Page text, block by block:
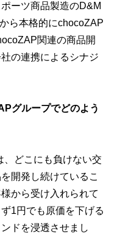
ーツ商品製造のD&M
ら本格的にchocoZAP
関連の商品開
の連携によるシナジ
グループでどのよう
どこにも負けない交
開発し続けているこ
から受け入れられて
1円でも原価を下げる
ドを浸透させまし